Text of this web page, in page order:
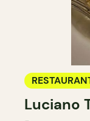
Luciano